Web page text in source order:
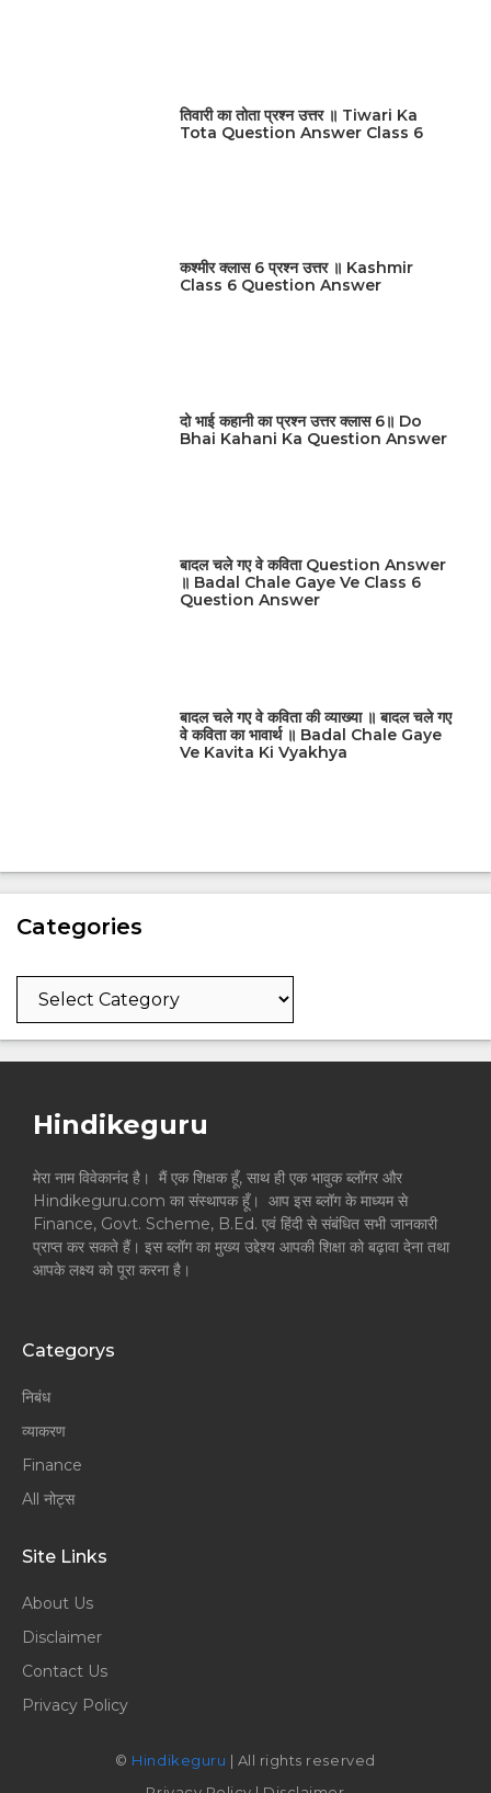
तिवारी का तोता प्रश्न उत्तर ॥ Tiwari Ka
Tota Question Answer Class 6
कश्मीर क्लास 6 प्रश्न उत्तर ॥ Kashmir
Class 6 Question Answer
दो भाई कहानी का प्रश्न उत्तर क्लास 6॥ Do
Bhai Kahani Ka Question Answer
बादल चले गए वे कविता Question Answer
॥ Badal Chale Gaye Ve Class 6
Question Answer
बादल चले गए वे कविता की व्याख्या ॥ बादल चले गए
वे कविता का भावार्थ ॥ Badal Chale Gaye
Ve Kavita Ki Vyakhya
Categories
Categories
Hindikeguru
मेरा नाम विवेकानंद है। मैं एक शिक्षक हूँ, साथ ही एक भावुक ब्लॉगर और
Hindikeguru.com का संस्थापक हूँ। आप इस ब्लॉग के माध्यम से
Finance, Govt. Scheme, B.Ed. एवं हिंदी से संबंधित सभी जानकारी
प्राप्त कर सकते हैं। इस ब्लॉग का मुख्य उद्देश्य आपकी शिक्षा को बढ़ावा देना तथा
आपके लक्ष्य को पूरा करना है।
Categorys
निबंध
व्याकरण
Finance
All नोट्स
Site Links
About Us
Disclaimer
Contact Us
Privacy Policy
© Hindikeguru | All rights reserved